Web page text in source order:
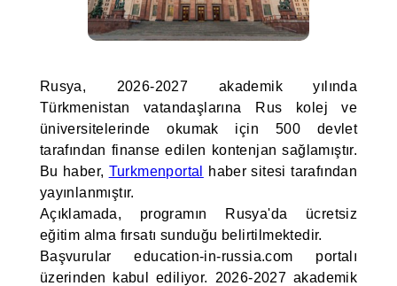
Rusya, 2026-2027 akademik yılında
Türkmenistan vatandaşlarına Rus kolej ve
üniversitelerinde okumak için 500 devlet
tarafından finanse edilen kontenjan sağlamıştır.
Bu haber, Turkmenportal
haber sitesi tarafından
yayınlanmıştır.
Açıklamada, programın Rusya'da ücretsiz
eğitim alma fırsatı sunduğu belirtilmektedir.
Başvurular education-in-russia.com portalı
üzerinden kabul ediliyor. 2026-2027 akademik